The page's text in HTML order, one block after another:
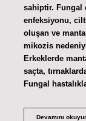
sahiptir. Fungal
enfeksiyonu,
oluşan ve
mikozis
Erkeklerde
saçta,
Fungal
Devamını